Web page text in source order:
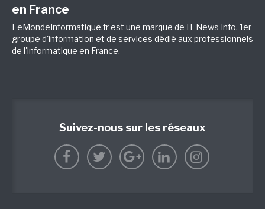
en France
LeMondeInformatique.fr est une marque de IT News Info, 1er
groupe d'information et de services dédié aux professionnels
de l'informatique en France.
Suivez-nous sur les réseaux